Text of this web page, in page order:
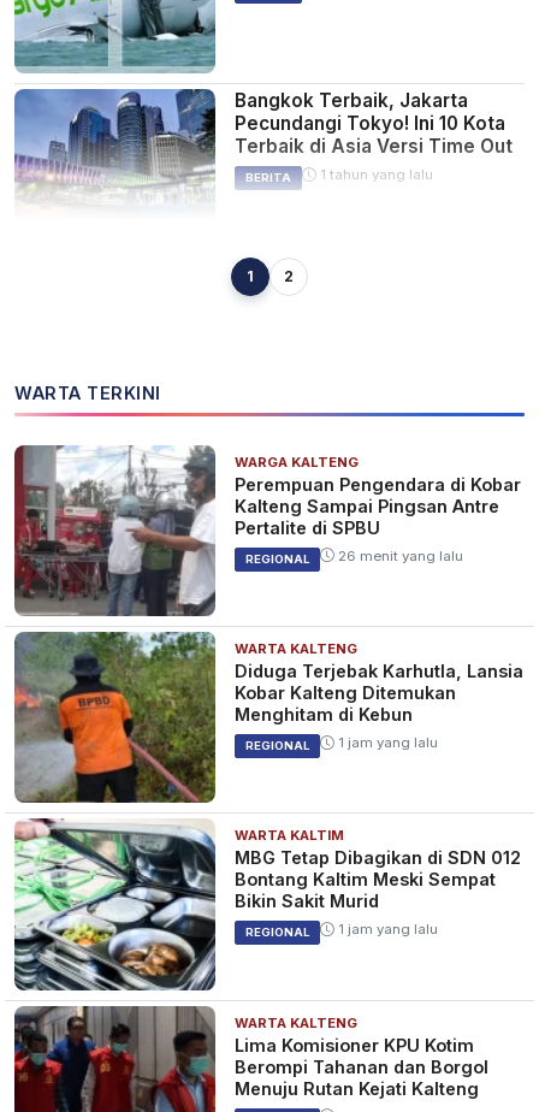
Bangkok Terbaik, Jakarta
Pecundangi Tokyo! Ini 10 Kota
Terbaik di Asia Versi Time Out
BERITA 1 tahun yang lalu
Super Junior ke Hong Kong
Pelatih Timnas Putri Bawa 24
Pemain ke Hongkong, Ada dari
Kalteng dan Kaltim
SPORT 2 tahun yang lalu
Palestina Cetak Sejarah di Piala
Asia, Lolos 16 Besar Usai
Mencukur Hong Kong
SPORT 2 tahun yang lalu
HOROR! Penampakan Isi Rumah
Tempat Eksekusi Abby Choi,
Tubuhnya Dimutilasi Lalu
Dibikin Sup
BERITA 3 tahun yang lalu
UPDATE Kasus Pembunuhan
Sadis Abby Choi yang Bikin
Geger, Polisi Masih Cari
Potongan Tubuh Sang Model
1 2
WARTA TERKINI
WARGA KALTENG
Perempuan Pengendara di Kobar
Kalteng Sampai Pingsan Antre
Pertalite di SPBU
REGIONAL 26 menit yang lalu
WARTA KALTENG
Diduga Terjebak Karhutla, Lansia
Kobar Kalteng Ditemukan
Menghitam di Kebun
REGIONAL 1 jam yang lalu
WARTA KALTIM
MBG Tetap Dibagikan di SDN 012
Bontang Kaltim Meski Sempat
Bikin Sakit Murid
REGIONAL 1 jam yang lalu
WARTA KALTENG
Lima Komisioner KPU Kotim
Berompi Tahanan dan Borgol
Menuju Rutan Kejati Kalteng